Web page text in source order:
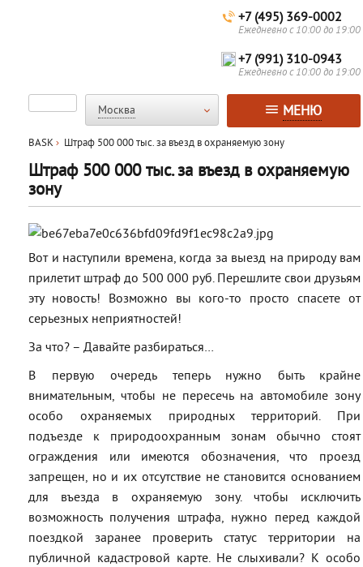
+7 (495) 369-0002
Ежедневно с 10:00 до 19:00
+7 (991) 310-0943
Ежедневно с 10:00 до 19:00
Москва МЕНЮ
BASK Штраф 500 000 тыс. за въезд в охраняемую зону
Штраф 500 000 тыс. за въезд в охраняемую
зону
Вот и наступили времена, когда за выезд на природу вам
прилетит штраф до 500 000 руб. Перешлите свои друзьям
эту новость! Возможно вы кого-то просто спасете от
серьезных неприятностей!
За что? – Давайте разбираться…
В первую очередь теперь нужно быть крайне
внимательным, чтобы не пересечь на автомобиле зону
особо охраняемых природных территорий. При
подъезде к природоохранным зонам обычно стоят
ограждения или имеются обозначения, что проезд
запрещен, но и их отсутствие не становится основанием
для въезда в охраняемую зону. чтобы исключить
возможность получения штрафа, нужно перед каждой
поездкой заранее проверить статус территории на
публичной кадастровой карте. Не слыхивали? К особо